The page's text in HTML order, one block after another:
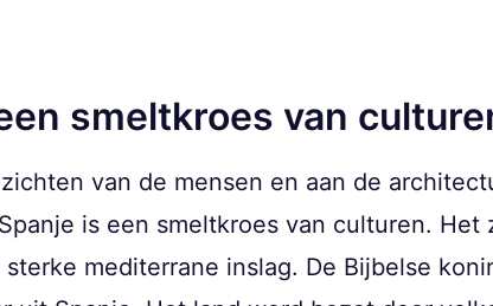
smeltkroes van
van de mensen en aan de
is een smeltkroes van culturen. Het
mediterrane inslag. De Bijbelse